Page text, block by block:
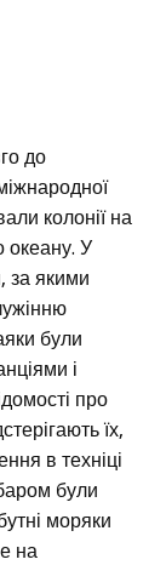
до
колонії на
океану. У
за якими
були
і
про
їх,
в техніці
були
моряки
на